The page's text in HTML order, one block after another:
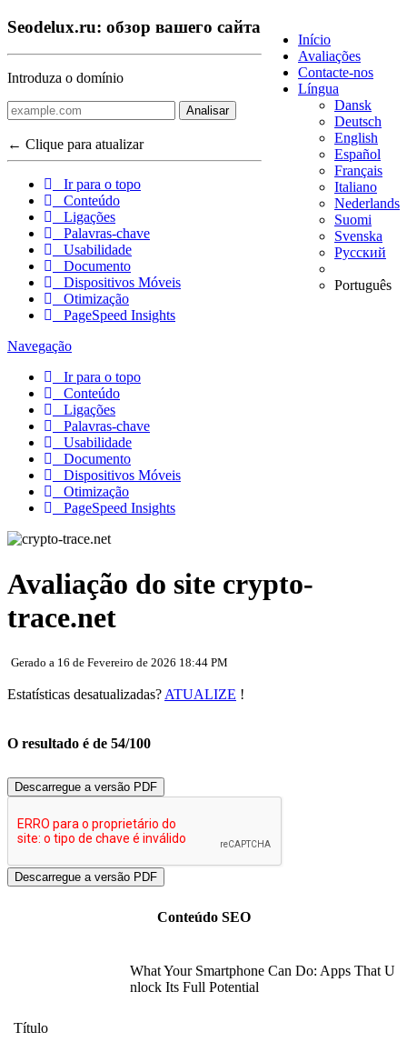
Início
Avaliações
Contacte-nos
Língua
Dansk
Deutsch
English
Español
Français
Italiano
Nederlands
Suomi
Svenska
Русский
Português
Seodelux.ru: обзор вашего сайта
Introduza o domínio
Analisar
← Clique para atualizar
Ir para o topo
Conteúdo
Ligações
Palavras-chave
Usabilidade
Documento
Dispositivos Móveis
Otimização
PageSpeed Insights
Navegação
Ir para o topo
Conteúdo
Ligações
Palavras-chave
Usabilidade
Documento
Dispositivos Móveis
Otimização
PageSpeed Insights
Avaliação do site crypto-
trace.net
Gerado a 16 de Fevereiro de 2026 18:44 PM
Estatísticas desatualizadas? ATUALIZE !
O resultado é de 54/100
Descarregue a versão PDF
Conteúdo SEO
Título
What Your Smartphone Can Do: Apps That U
nlock Its Full Potential